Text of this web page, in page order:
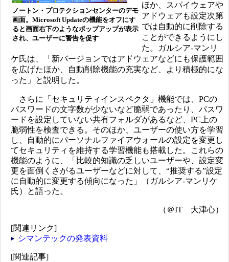
ノートン・プロテクションセンターのデモ
画面。Microsoft Updateの機能をオフにす
ると画面右下のようなポップアップが表示
され、ユーザーに警告を促す
ほか、スパイウェアや
アドウェアも設定次第
では自動的に削除する
ことができるようにし
た。ガルシア-マンリ
ケ氏は、「新バージョンではアドウェアなどにも保護範囲
を広げたほか、自動削除機能の充実など、より積極的にな
った」と説明した。
さらに「セキュリティインスペクタ」機能では、PCの
パスワードの文字数が少ないなど脆弱であったり、パスワ
ードを設定していない共有フォルダがあるなど、PC上の
脆弱性を検査できる。そのほか、ユーザーの使い方を学習
し、自動的にパーソナルファイアウォールの設定を変更し
てセキュリティを維持する学習機能も搭載した。これらの
機能のように、「比較的知識の乏しいユーザーや、設定変
更を面倒くさがるユーザーなどに対して、“推奨する”設定
に自動的に変更する傾向になった」（ガルシア-マンリケ
氏）と語った。
（＠IT 大津心）
[関連リンク]
シマンテックの発表資料
[関連記事]